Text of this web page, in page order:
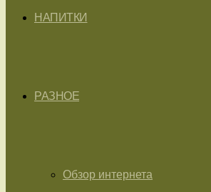
НАПИТКИ
РАЗНОЕ
Обзор интернета